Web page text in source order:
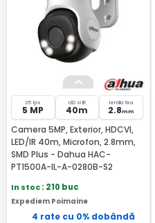
25 fps
5 MP
LED si IR
40m
lentila fixa
2.8mm
Camera 5MP, Exterior, HDCVI,
LED/IR 40m, Microfon, 2.8mm,
SMD Plus - Dahua HAC-
PT1500A-IL-A-0280B-S2
In stoc: 210 buc
Expediem Poimaine
4 rate cu 0% dobândă